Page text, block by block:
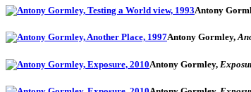
Antony
Antony Gormley,
Antony Gormley,